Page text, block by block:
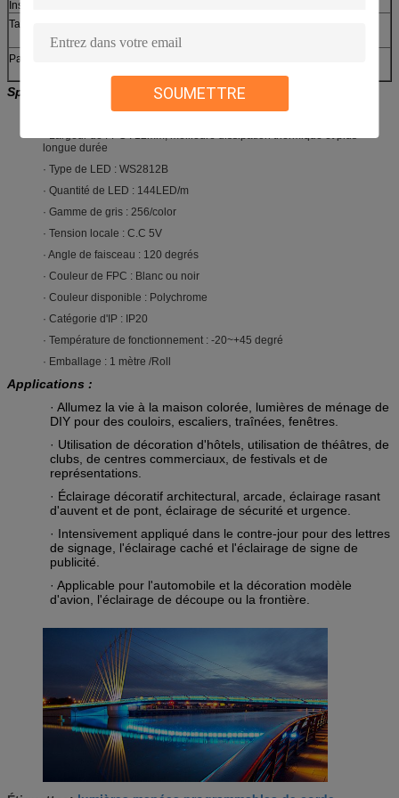
SOUMETTRE
Installation
Taux d'IP
imperméable)
Paquet
du client
Spécifications :
· Description : Bande multicolore de ws2812B LED
· Largeur de FPC : 12mm, meilleure dissipation thermique et plus
longue durée
· Type de LED : WS2812B
· Quantité de LED : 144LED/m
· Gamme de gris : 256/color
· Tension locale : C.C 5V
· Angle de faisceau : 120 degrés
· Couleur de FPC : Blanc ou noir
· Couleur disponible : Polychrome
· Catégorie d'IP : IP20
· Température de fonctionnement : -20~+45 degré
· Emballage : 1 mètre /Roll
Applications :
· Allumez la vie à la maison colorée, lumières de ménage de
DIY pour des couloirs, escaliers, traînées, fenêtres.
· Utilisation de décoration d'hôtels, utilisation de théâtres, de
clubs, de centres commerciaux, de festivals et de
représentations.
· Éclairage décoratif architectural, arcade, éclairage rasant
d'auvent et de pont, éclairage de sécurité et urgence.
· Intensivement appliqué dans le contre-jour pour des lettres
de signage, l'éclairage caché et l'éclairage de signe de
publicité.
· Applicable pour l'automobile et la décoration modèle
d'avion, l'éclairage de découpe ou la frontière.